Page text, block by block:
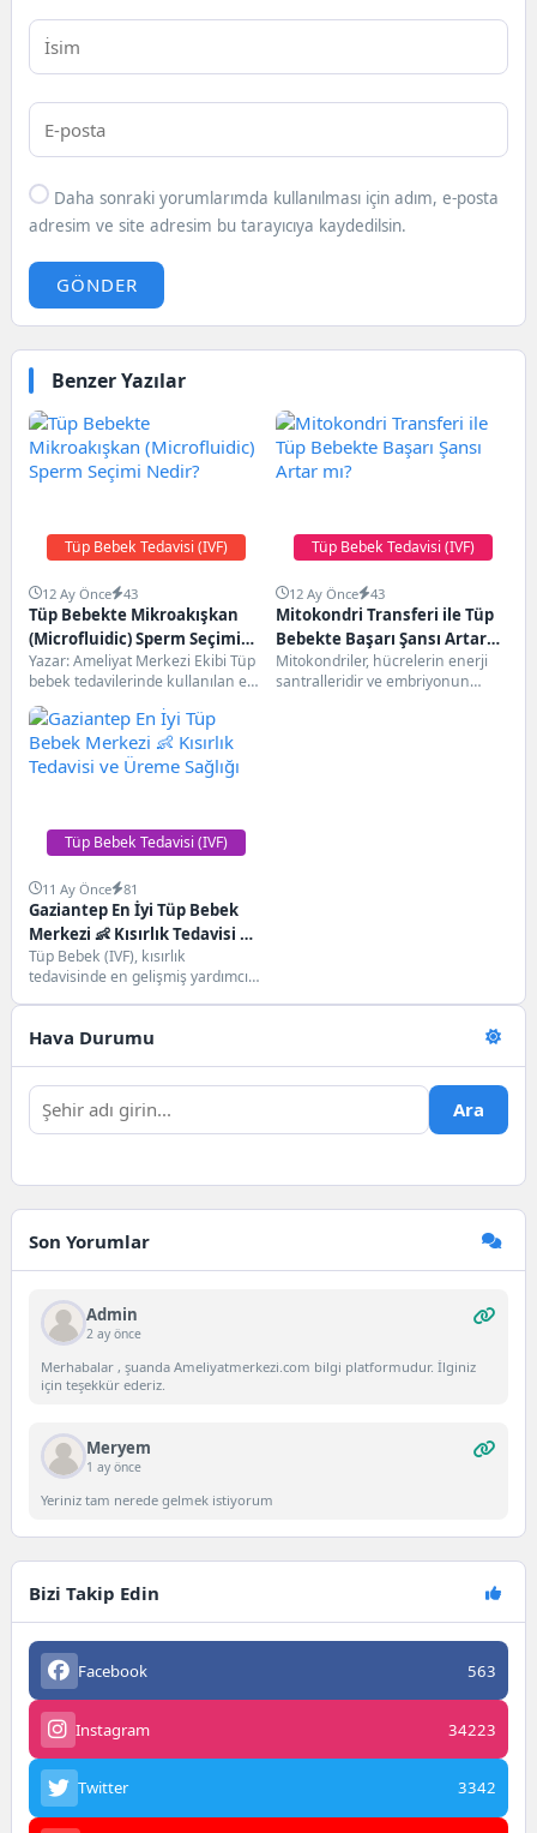
Daha sonraki yorumlarımda kullanılması için adım, e-posta
adresim ve site adresim bu tarayıcıya kaydedilsin.
GÖNDER
Benzer Yazılar
Tüp Bebek Tedavisi (IVF)
12 Ay Önce 43
Tüp Bebekte Mikroakışkan
(Microfluidic) Sperm Seçimi
Nedir?
Yazar: Ameliyat Merkezi Ekibi Tüp
bebek tedavilerinde kullanılan en
yeni yöntemlerden biri
mikroakışkan (microfluidic)
sperm...
Tüp Bebek Tedavisi (IVF)
12 Ay Önce 43
Mitokondri Transferi ile Tüp
Bebekte Başarı Şansı Artar
mı?
Mitokondriler, hücrelerin enerji
santralleridir ve embriyonun
Tüp Bebek Tedavisi (IVF)
11 Ay Önce 81
Gaziantep En İyi Tüp Bebek
Merkezi 👶 Kısırlık Tedavisi ve
Üreme Sağlığı
Tüp Bebek (IVF), kısırlık
tedavisinde en gelişmiş yardımcı
ortamında döllenmesi...
Hava Durumu
Ara
Son Yorumlar
Admin
2 ay önce
Merhabalar , şuanda Ameliyatmerkezi.com bilgi platformudur. İlginiz
için teşekkür ederiz.
Meryem
1 ay önce
Yeriniz tam nerede gelmek istiyorum
Bizi Takip Edin
Facebook 563
Instagram 34223
Twitter 3342